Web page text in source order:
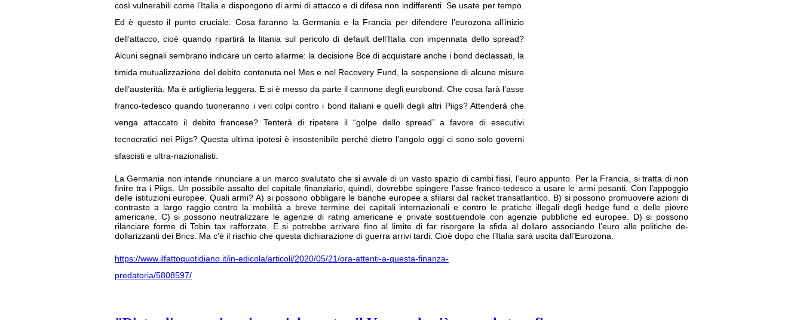
così vulnerabili come l’Italia e dispongono di armi di attacco e di difesa non indifferenti. Se usate per tempo.
Ed è questo il punto cruciale. Cosa faranno la Germania e la Francia per difendere l’eurozona all’inizio
dell’attacco, cioè quando ripartirà la litania sul pericolo di default dell’Italia con impennata dello spread?
Alcuni segnali sembrano indicare un certo allarme: la decisione Bce di acquistare anche i bond declassati, la
timida mutualizzazione del debito contenuta nel Mes e nel Recovery Fund, la sospensione di alcune misure
dell’austerità. Ma è artiglieria leggera. E si è messo da parte il cannone degli eurobond. Che cosa farà l’asse
franco-tedesco quando tuoneranno i veri colpi contro i bond italiani e quelli degli altri Piigs? Attenderà che
venga attaccato il debito francese? Tenterà di ripetere il “golpe dello spread” a favore di esecutivi
tecnocratici nei Piigs? Questa ultima ipotesi è insostenibile perché dietro l’angolo oggi ci sono solo governi
sfascisti e ultra-nazionalisti.
La Germania non intende rinunciare a un marco svalutato che si avvale di un vasto spazio di cambi fissi, l’euro appunto. Per la Francia, si tratta di non
finire tra i Piigs. Un possibile assalto del capitale finanziario, quindi, dovrebbe spingere l’asse franco-tedesco a usare le armi pesanti. Con l’appoggio
delle istituzioni europee. Quali armi? A) si possono obbligare le banche europee a sfilarsi dal racket transatlantico. B) si possono promuovere azioni di
contrasto a largo raggio contro la mobilità a breve termine dei capitali internazionali e contro le pratiche illegali degli hedge fund e delle piovre
americane. C) si possono neutralizzare le agenzie di rating americane e private sostituendole con agenzie pubbliche ed europee. D) si possono
rilanciare forme di Tobin tax rafforzate. E si potrebbe arrivare fino al limite di far risorgere la sfida al dollaro associando l’euro alle politiche de-
dollarizzanti dei Brics. Ma c’è il rischio che questa dichiarazione di guerra arrivi tardi. Cioè dopo che l’Italia sarà uscita dall’Eurozona.
https://www.ilfattoquotidiano.it/in-edicola/articoli/2020/05/21/ora-attenti-a-questa-finanza-
predatoria/5808597/